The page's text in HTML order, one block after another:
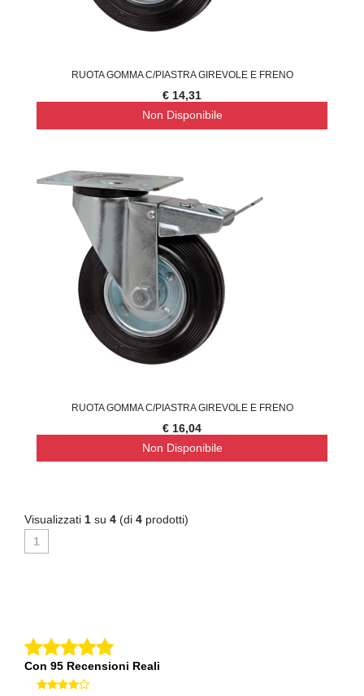
RUOTA GOMMA C/PIASTRA GIREVOLE E FRENO
€ 14,31
Non Disponibile
RUOTA GOMMA C/PIASTRA GIREVOLE E FRENO
€ 16,04
Non Disponibile
Visualizzati 1 su 4 (di 4 prodotti)
1
Con 95 Recensioni Reali